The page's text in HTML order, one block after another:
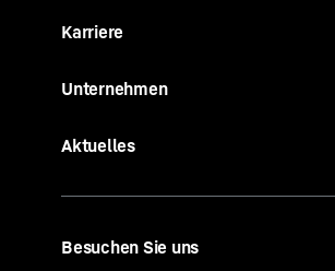
Karriere
Unternehmen
Aktuelles
Besuchen Sie uns